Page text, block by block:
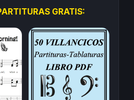
GRATIS: